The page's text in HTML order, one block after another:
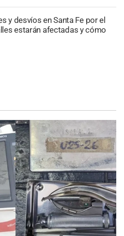
y desvíos en Santa Fe por el
estarán afectadas y cómo